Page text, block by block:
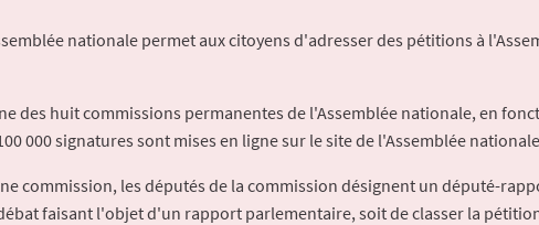
nationale permet aux citoyens d'adresser des pétitions à
des huit commissions permanentes de l'Assemblée nationale, en
000 signatures sont mises en ligne sur le site de l'Assemblée
commission, les députés de la commission désignent un député-
faisant l'objet d'un rapport parlementaire, soit de classer la